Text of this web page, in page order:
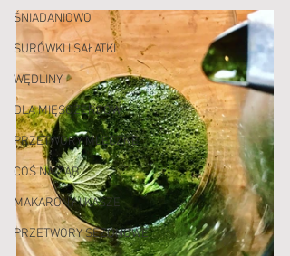
ŚNIADANIOWO
SURÓWKI I SAŁATKI
WĘDLINY
DLA MIĘSOŻERCÓW
PRZETWORY MLECZNE
COŚ NA ZĄB
MAKARONY I KASZE
PRZETWORY SEZONOWE